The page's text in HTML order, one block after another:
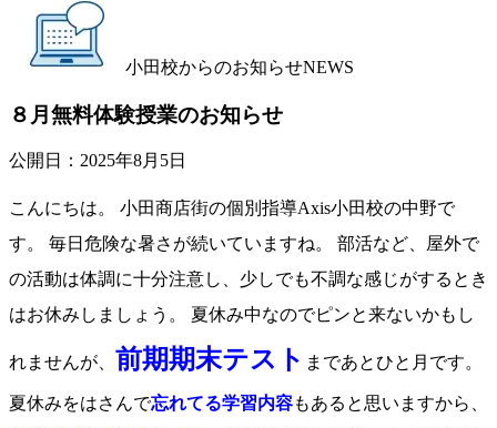
小田校からのお知らせNEWS
８月無料体験授業のお知らせ
公開日： 2025年8月5日
こんにちは。 小田商店街の個別指導Axis小田校の中野で
す。 毎日危険な暑さが続いていますね。 部活など、屋外で
の活動は体調に十分注意し、少しでも不調な感じがするとき
はお休みしましょう。 夏休み中なのでピンと来ないかもし
れませんが、 前期期末テスト まであとひと月です。
夏休みをはさんで忘れてる学習内容もあると思いますから、